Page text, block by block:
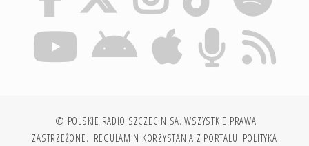
© POLSKIE RADIO SZCZECIN SA. WSZYSTKIE PRAWA
ZASTRZEŻONE. REGULAMIN KORZYSTANIA Z PORTALU POLITYKA